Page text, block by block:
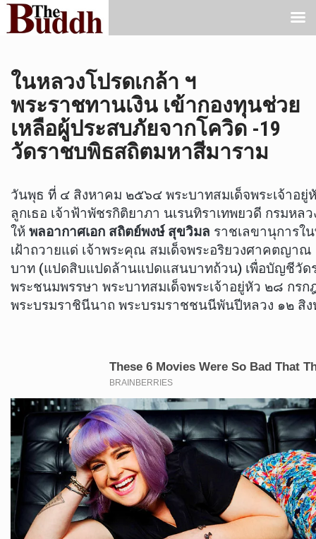
ในหลวงโปรดเกล้า ฯ
พระราชทานเงิน เข้ากองทุนช่วย
เหลือผู้ประสบภัยจากโควิด -19
วัดราชบพิธสถิตมหาสีมาราม
วันพุธ ที่ ๔ สิงหาคม ๒๕๖๔ พระบาทสมเด็จพระเจ้าอยู่
ลูกเธอ เจ้าฟ้าพัชรกิติยาภา นเรนทิราเทพยวดี กรมห
ให้ พลอากาศเอก สถิตย์พงษ์ สุขวิมล ราชเลขานุการใ
เฝ้าถวายแด่ เจ้าพระคุณ สมเด็จพระอริยวงศาคตญ
บาท (แปดสิบแปดล้านแปดแสนบาทถ้วน) เพื่อบัญชีวัด
พระชนมพรรษา พระบาทสมเด็จพระเจ้าอยู่หัว ๒๘ กร
พระบรมราชินีนาถ พระบรมราชชนนีพันปีหลวง ๑๒